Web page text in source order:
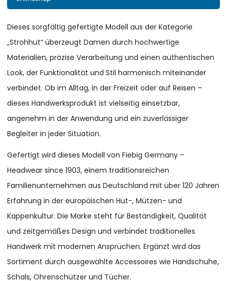
Dieses sorgfältig gefertigte Modell aus der Kategorie
„Strohhut“ überzeugt Damen durch hochwertige
Materialien, präzise Verarbeitung und einen authentischen
Look, der Funktionalität und Stil harmonisch miteinander
verbindet. Ob im Alltag, in der Freizeit oder auf Reisen –
dieses Handwerksprodukt ist vielseitig einsetzbar,
angenehm in der Anwendung und ein zuverlässiger
Begleiter in jeder Situation.
Gefertigt wird dieses Modell von Fiebig Germany –
Headwear since 1903, einem traditionsreichen
Familienunternehmen aus Deutschland mit über 120 Jahren
Erfahrung in der europäischen Hut-, Mützen- und
Kappenkultur. Die Marke steht für Beständigkeit, Qualität
und zeitgemäßes Design und verbindet traditionelles
Handwerk mit modernen Ansprüchen. Ergänzt wird das
Sortiment durch ausgewählte Accessoires wie Handschuhe,
Schals, Ohrenschützer und Tücher.